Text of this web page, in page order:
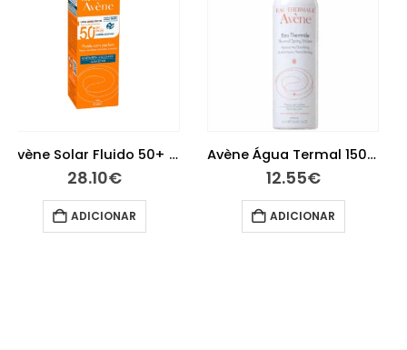
12.55€
ADICIONAR
Systane Ultra Solução Oftalmológica Lubrificante 10 ml
13.95€
ADICIONAR